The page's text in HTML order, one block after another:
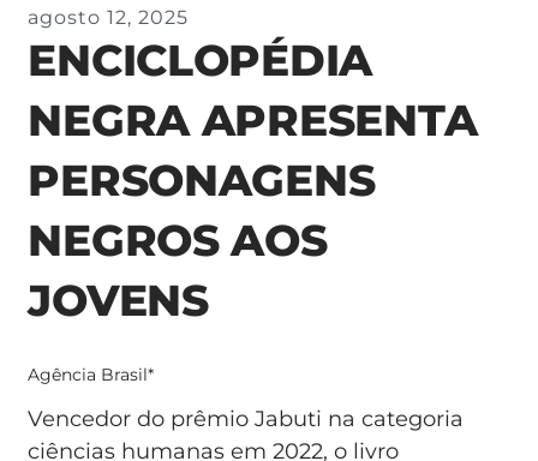
agosto 12, 2025
ENCICLOPÉDIA
NEGRA APRESENTA
PERSONAGENS
NEGROS AOS
JOVENS
Agência Brasil*
Vencedor do prêmio Jabuti na categoria
ciências humanas em 2022, o livro